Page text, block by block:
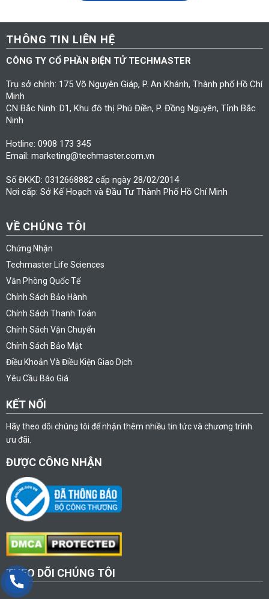
THÔNG TIN LIÊN HỆ
CÔNG TY CỔ PHẦN ĐIỆN TỬ TECHMASTER
Trụ sở chính: 175 Võ Nguyên Giáp, P. An Khánh, Thành phố Hồ Chí
Minh
CN Bắc Ninh: D1, Khu đô thị Phú Điền, P. Đồng Nguyên, Tỉnh Bắc
Ninh
Hotline: 0908 173 345
Email: marketing@techmaster.com.vn
Số ĐKKD: 0312668882 cấp ngày 28/02/2014
Nơi cấp: Sở Kế Hoạch và Đầu Tư Thành Phố Hồ Chí Minh
VỀ CHÚNG TÔI
Chứng Nhận
Techmaster Life Sciences
Văn Phòng Quốc Tế
Chính Sách Bảo Hành
Chính Sách Thanh Toán
Chính Sách Vận Chuyển
Chính Sách Bảo Mật
Điều Khoản Và Điều Kiện Giao Dịch
Yêu Cầu Báo Giá
KẾT NỐI
Hãy theo dõi chúng tôi để nhận thêm nhiều tin tức và chương trình
ưu đãi.
ĐƯỢC CÔNG NHẬN
THEO DÕI CHÚNG TÔI